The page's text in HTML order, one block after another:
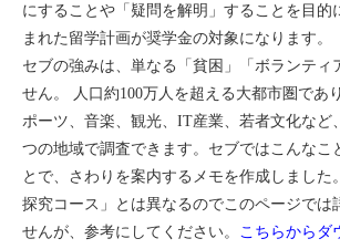
にすることや「疑問を解明」することを目的
まれた留学計画が奨学金の対象になります。
セブの強みは、単なる「貧困」「ボランティ
せん。 人口約100万人を超える大都市圏であ
ポーツ、音楽、観光、IT産業、若者文化など
つの地域で調査できます。セブではこんなこ
とで、さわりを案内するメモを作成しました
探究コース」とは異なるのでこのページでは
せんが、参考にしてください。
こちらからダ